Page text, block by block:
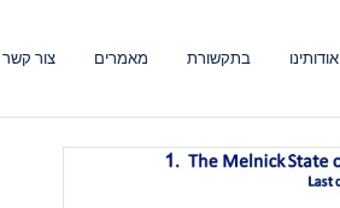
אודותינו בתקשורת מאמרים צור קשר